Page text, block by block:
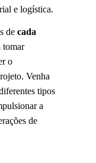
e logística.
de cada
tomar
o
Venha
tipos
a
de